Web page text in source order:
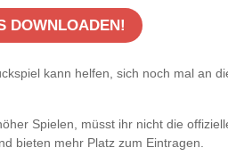
DOWNLOADEN!
kann helfen, sich noch mal an
Spielen, müsst ihr nicht die
bieten mehr Platz zum Eintragen.